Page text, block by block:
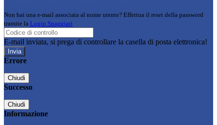
Non hai una e-mail associata al nome utente? Effettua il reset della password
tramite la Login Spaggiari
E-mail inviata, si prega di controllare la casella di posta elettronica!
Errore
Chiudi
Successo
Chiudi
Informazione